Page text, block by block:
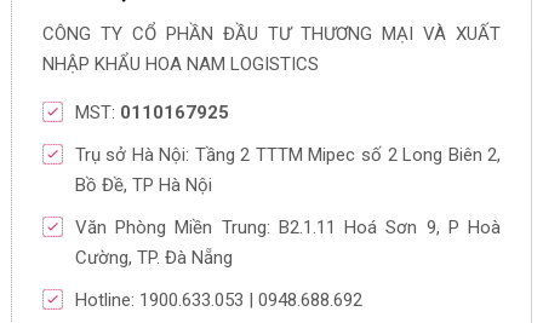
CÔNG TY CỔ PHẦN ĐẦU TƯ THƯƠNG MẠI VÀ XUẤT
NHẬP KHẨU HOA NAM LOGISTICS
MST: 0110167925
Trụ sở Hà Nội: Tầng 2 TTTM Mipec số 2 Long Biên 2,
Bồ Đề, TP Hà Nội
Văn Phòng Miền Trung: B2.1.11 Hoá Sơn 9, P Hoà
Cường, TP. Đà Nẵng
Hotline: 1900.633.053 | 0948.688.692